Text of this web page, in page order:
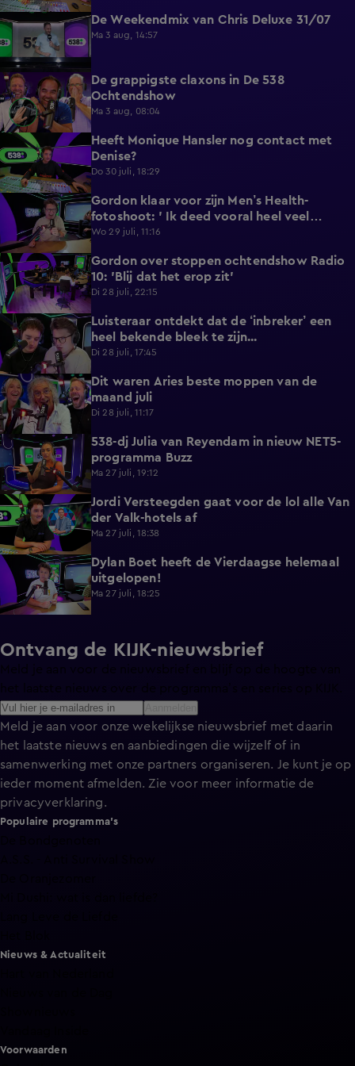
24:39 De Weekendmix van Chris Deluxe 31/07
Ma 3 aug, 14:57
1:36
De grappigste claxons in De 538
Ochtendshow
Ma 3 aug, 08:04
5:35
Heeft Monique Hansler nog contact met
Denise?
Do 30 juli, 18:29
4:33
Gordon klaar voor zijn Men’s Health-
fotoshoot: ' Ik deed vooral heel veel
wandelen'.
Wo 29 juli, 11:16
4:28
Gordon over stoppen ochtendshow Radio
10: 'Blij dat het erop zit'
Di 28 juli, 22:15
4:45
Luisteraar ontdekt dat de ‘inbreker’ een
heel bekende bleek te zijn...
Di 28 juli, 17:45
2:23
Dit waren Aries beste moppen van de
maand juli
Di 28 juli, 11:17
3:09
538-dj Julia van Reyendam in nieuw NET5-
programma Buzz
Ma 27 juli, 19:12
4:47
Jordi Versteegden gaat voor de lol alle Van
der Valk-hotels af
Ma 27 juli, 18:38
4:23
Dylan Boet heeft de Vierdaagse helemaal
uitgelopen!
Ma 27 juli, 18:25
Ontvang de KIJK-nieuwsbrief
Meld je aan voor de nieuwsbrief en blijf op de hoogte van
Meld je aan voor onze wekelijkse nieuwsbrief met daarin
het laatste nieuws en aanbiedingen die wijzelf of in
samenwerking met onze partners organiseren. Je kunt je op
ieder moment afmelden. Zie voor meer informatie de
privacyverklaring.
Populaire programma's
Nieuws & Actualiteit
Voorwaarden